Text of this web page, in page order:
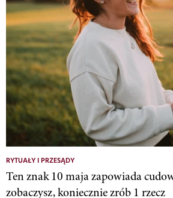
RYTUAŁY I PRZESĄDY
Ten znak 10 maja zapowiada
zobaczysz, koniecznie zrób 1 rzecz